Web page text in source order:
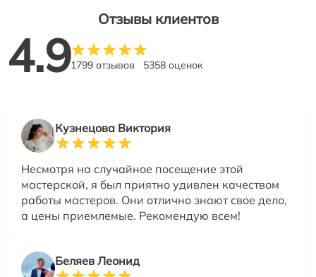
Отзывы клиентов
4.91799 отзывов 5358 оценок
Кузнецова Виктория
Несмотря на случайное посещение этой
мастерской, я был приятно удивлен качеством
работы мастеров. Они отлично знают свое дело,
а цены приемлемые. Рекомендую всем!
Беляев Леонид